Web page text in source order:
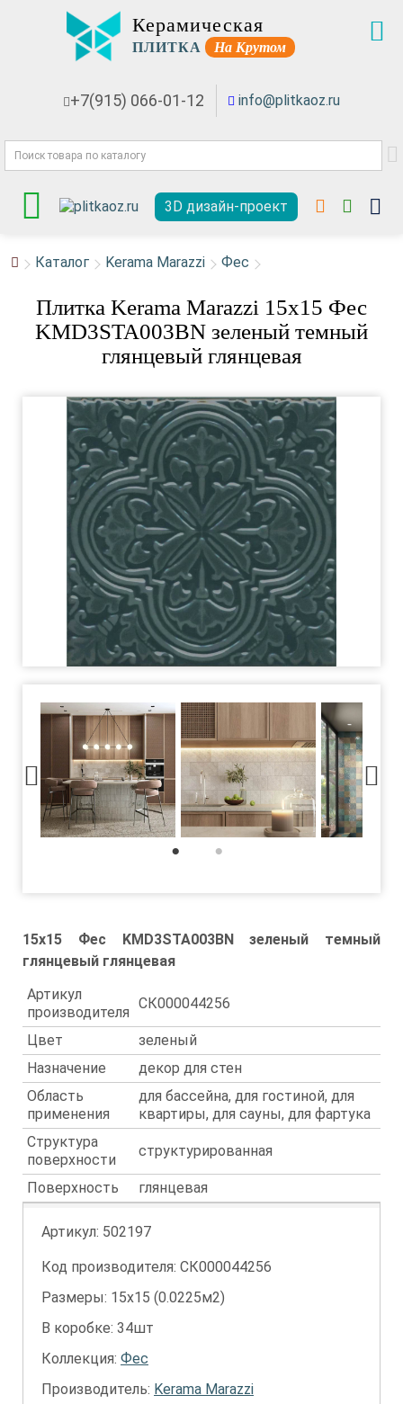
Керамическая
ПЛИТКА На Крутом
+7(915) 066-01-12 info@plitkaoz.ru
3D дизайн-проект
Каталог Kerama Marazzi Фес
Плитка Kerama Marazzi 15x15 Фес
KMD3STA003BN зеленый темный
глянцевый глянцевая
15x15 Фес KMD3STA003BN зеленый темный
глянцевый глянцевая
Артикул
производителя
СК000044256
Цвет
зеленый
Назначение
декор для стен
Область
применения
для бассейна, для гостиной, для
квартиры, для сауны, для фартука
Структура
поверхности
структурированная
Поверхность глянцевая
Артикул: 502197
Код производителя: СК000044256
Размеры: 15х15 (0.0225м2)
В коробке: 34шт
Коллекция: Фес
Производитель: Kerama Marazzi